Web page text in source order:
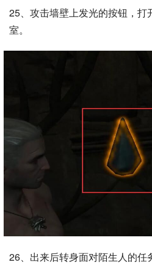
25、攻击墙壁上发光的按钮，打
室。
26、出来后转身面对陌生人的任